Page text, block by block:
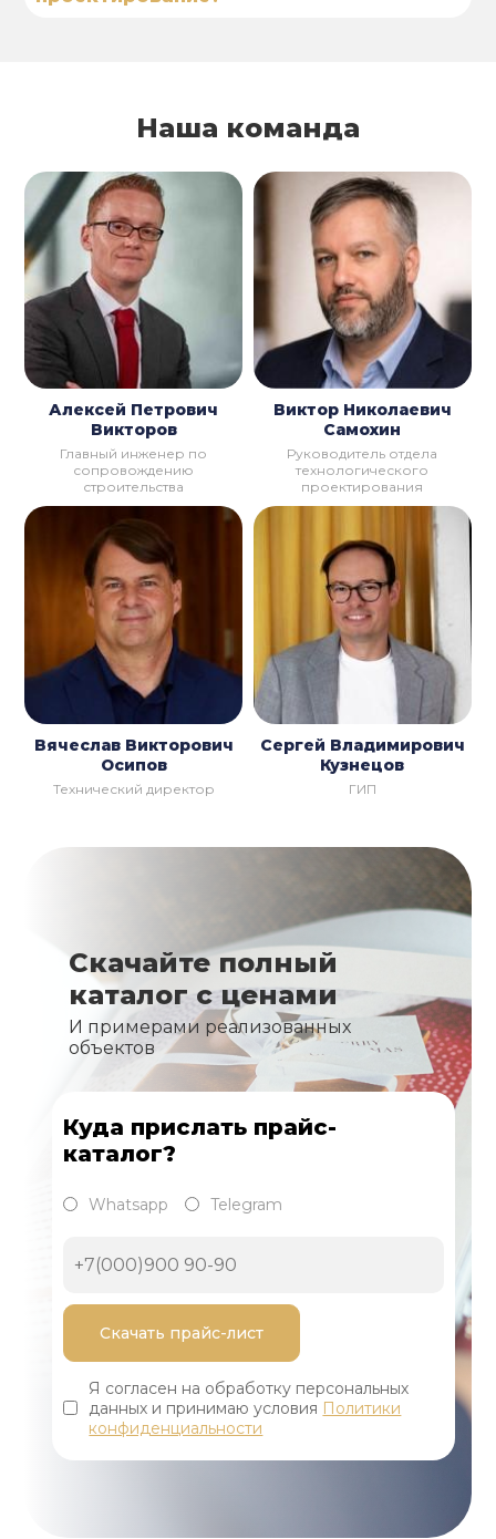
Наша команда
Алексей Петрович
Викторов
Главный инженер по
сопровождению
строительства
Виктор Николаевич
Самохин
Руководитель отдела
технологического
проектирования
Вячеслав Викторович
Осипов
Технический директор
Сергей Владимирович
Кузнецов
ГИП
Скачайте полный
каталог с ценами
И примерами реализованных
объектов
Куда прислать прайс-
каталог?
Whatsapp Telegram
Я согласен на обработку персональных
данных и принимаю условия Политики
конфиденциальности